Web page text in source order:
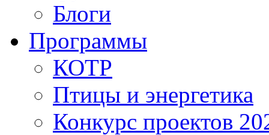
Блоги
Программы
КОТР
Птицы и энергетика
Конкурс проектов